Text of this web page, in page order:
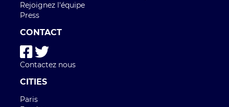
Rejoignez l'équipe
Press
CONTACT
Contactez nous
CITIES
Paris